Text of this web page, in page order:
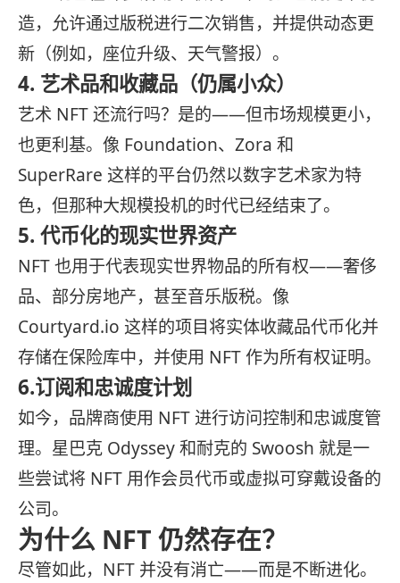
造，允许通过版税进行二次销售，并提供动态更
新（例如，座位升级、天气警报）。
4. 艺术品和收藏品（仍属小众）
艺术 NFT 还流行吗？是的——但市场规模更小，
也更利基。像 Foundation、Zora 和
SuperRare 这样的平台仍然以数字艺术家为特
色，但那种大规模投机的时代已经结束了。
5. 代币化的现实世界资产
NFT 也用于代表现实世界物品的所有权——奢侈
品、部分房地产，甚至音乐版税。像
Courtyard.io 这样的项目将实体收藏品代币化并
存储在保险库中，并使用 NFT 作为所有权证明。
6.订阅和忠诚度计划
如今，品牌商使用 NFT 进行访问控制和忠诚度管
理。星巴克 Odyssey 和耐克的 Swoosh 就是一
些尝试将 NFT 用作会员代币或虚拟可穿戴设备的
公司。
为什么 NFT 仍然存在？
尽管如此，NFT 并没有消亡——而是不断进化。